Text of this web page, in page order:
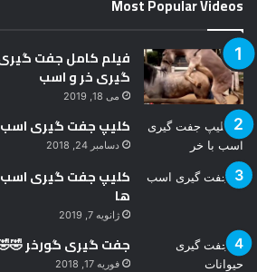
Most Popular Videos
فیلم کامل جفت
گیری خر و اسب
می 18, 2019
کلیپ جفت گیری اسب
دسامبر 24, 2018
کلیپ جفت گیری
ها
ژانویه 7, 2019
جفت گیری گورخر
فوریه 17, 2018